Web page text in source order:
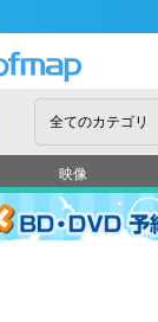
映像